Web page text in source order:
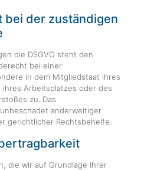
bei der zuständigen
die DSGVO steht den
bei einer
in dem Mitgliedstaat ihres
Arbeitsplatzes oder des
zu. Das
anderweitiger
gerichtlicher Rechtsbehelfe.
die wir auf Grundlage Ihrer